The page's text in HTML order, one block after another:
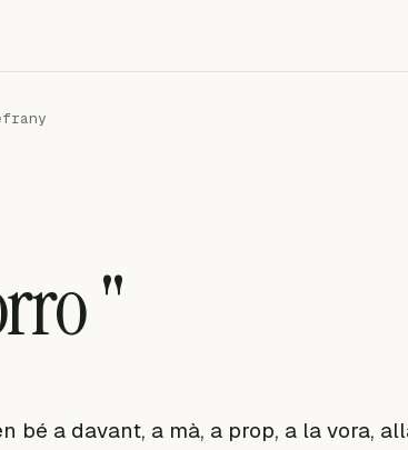
"
bé a davant, a mà, a prop, a la vora,